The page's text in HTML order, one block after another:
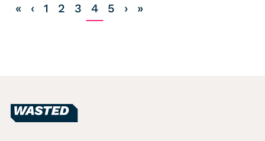
« ‹ 1 2 3 4 5 › »